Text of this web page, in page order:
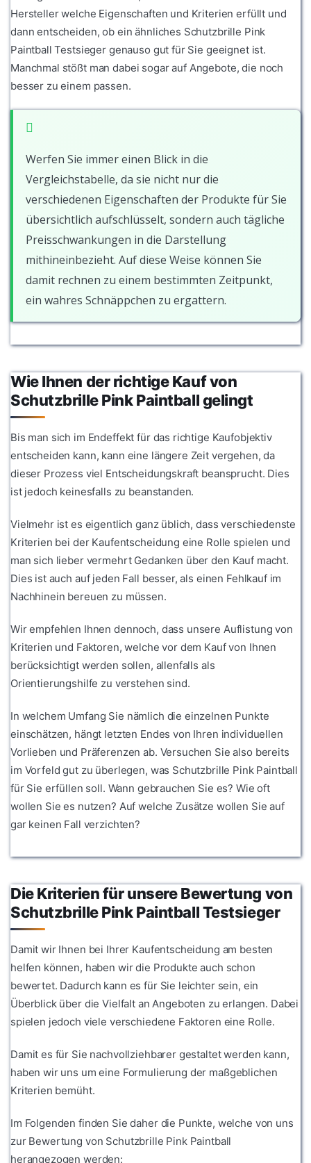
Hersteller welche Eigenschaften und Kriterien erfüllt und
dann entscheiden, ob ein ähnliches Schutzbrille Pink
Paintball Testsieger genauso gut für Sie geeignet ist.
Manchmal stößt man dabei sogar auf Angebote, die noch
besser zu einem passen.
Werfen Sie immer einen Blick in die
Vergleichstabelle, da sie nicht nur die
verschiedenen Eigenschaften der Produkte für Sie
übersichtlich aufschlüsselt, sondern auch tägliche
Preisschwankungen in die Darstellung
mithineinbezieht. Auf diese Weise können Sie
damit rechnen zu einem bestimmten Zeitpunkt,
ein wahres Schnäppchen zu ergattern.
Wie Ihnen der richtige Kauf von
Schutzbrille Pink Paintball gelingt
Bis man sich im Endeffekt für das richtige Kaufobjektiv
entscheiden kann, kann eine längere Zeit vergehen, da
dieser Prozess viel Entscheidungskraft beansprucht. Dies
ist jedoch keinesfalls zu beanstanden.
Vielmehr ist es eigentlich ganz üblich, dass verschiedenste
Kriterien bei der Kaufentscheidung eine Rolle spielen und
man sich lieber vermehrt Gedanken über den Kauf macht.
Dies ist auch auf jeden Fall besser, als einen Fehlkauf im
Nachhinein bereuen zu müssen.
Wir empfehlen Ihnen dennoch, dass unsere Auflistung von
Kriterien und Faktoren, welche vor dem Kauf von Ihnen
berücksichtigt werden sollen, allenfalls als
Orientierungshilfe zu verstehen sind.
In welchem Umfang Sie nämlich die einzelnen Punkte
einschätzen, hängt letzten Endes von Ihren individuellen
Vorlieben und Präferenzen ab. Versuchen Sie also bereits
im Vorfeld gut zu überlegen, was Schutzbrille Pink Paintball
für Sie erfüllen soll. Wann gebrauchen Sie es? Wie oft
wollen Sie es nutzen? Auf welche Zusätze wollen Sie auf
gar keinen Fall verzichten?
Die Kriterien für unsere Bewertung von
Schutzbrille Pink Paintball Testsieger
Damit wir Ihnen bei Ihrer Kaufentscheidung am besten
helfen können, haben wir die Produkte auch schon
bewertet. Dadurch kann es für Sie leichter sein, ein
Überblick über die Vielfalt an Angeboten zu erlangen. Dabei
spielen jedoch viele verschiedene Faktoren eine Rolle.
Damit es für Sie nachvollziehbarer gestaltet werden kann,
haben wir uns um eine Formulierung der maßgeblichen
Kriterien bemüht.
Im Folgenden finden Sie daher die Punkte, welche von uns
zur Bewertung von Schutzbrille Pink Paintball
herangezogen werden: